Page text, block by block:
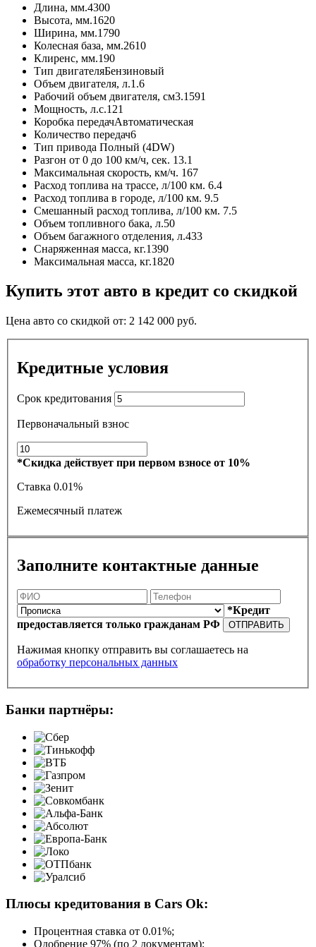
Длина, мм.4300
Высота, мм.1620
Ширина, мм.1790
Колесная база, мм.2610
Клиренс, мм.190
Тип двигателяБензиновый
Объем двигателя, л.1.6
Рабочий объем двигателя, см3.1591
Мощность, л.с.121
Коробка передачАвтоматическая
Количество передач6
Тип привода Полный (4DW)
Разгон от 0 до 100 км/ч, сек. 13.1
Максимальная скорость, км/ч. 167
Расход топлива на трассе, л/100 км. 6.4
Расход топлива в городе, л/100 км. 9.5
Смешанный расход топлива, л/100 км. 7.5
Объем топливного бака, л.50
Объем багажного отделения, л.433
Снаряженная масса, кг.1390
Максимальная масса, кг.1820
Купить этот авто в кредит со скидкой
Цена авто со скидкой от: 2 142 000 руб.
Кредитные условия
Срок кредитования
Первоначальный взнос
*Скидка действует при первом взносе от 10%
Ставка 0.01%
Ежемесячный платеж
Заполните контактные данные
*Кредит
предоставляется только гражданам РФ
ОТПРАВИТЬ
Нажимая кнопку отправить вы соглашаетесь на
обработку персональных данных
Банки партнёры:
Плюсы кредитования в Cars Ok:
Процентная ставка от 0.01%;
Одобрение 97% (по 2 документам);